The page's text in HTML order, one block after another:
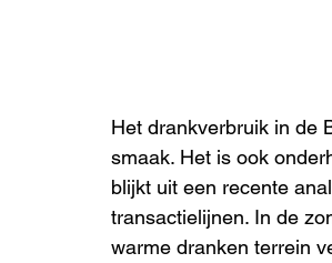
Het drankverbruik in de
smaak. Het is ook
blijkt uit een recente
transactielijnen. In de
warme dranken terrein